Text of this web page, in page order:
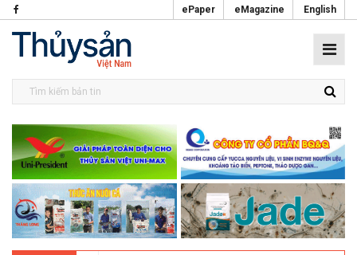
ePaper eMagazine English